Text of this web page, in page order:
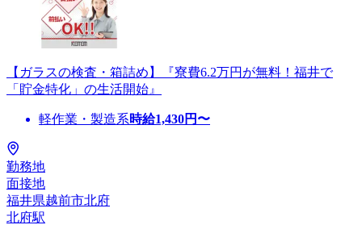
【ガラスの検査・箱詰め】『寮費6.2万円が無料！福井で
「貯金特化」の生活開始』
軽作業・製造系時給1,430円〜
勤務地
面接地
福井県越前市北府
北府駅